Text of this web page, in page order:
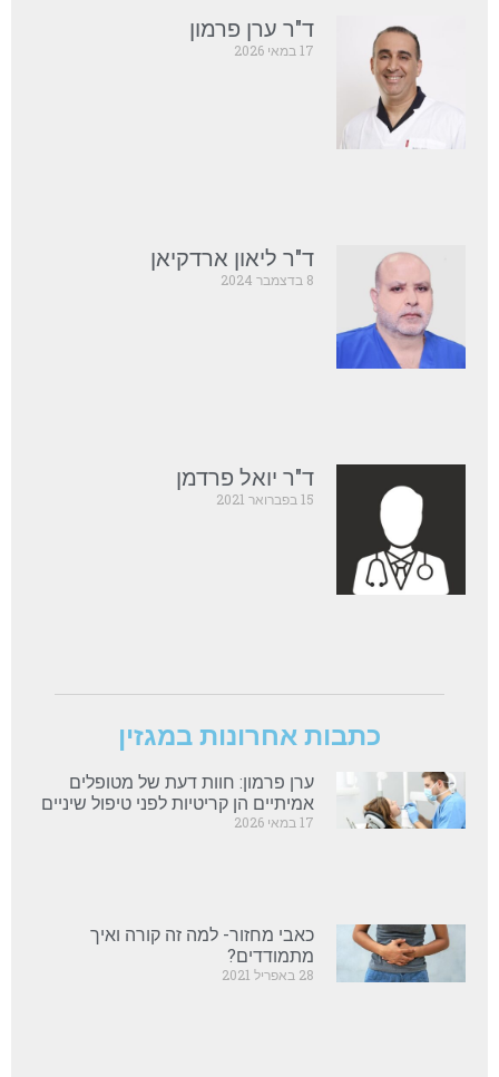
ד"ר ערן פרמון
17 במאי 2026
ד"ר ליאון ארדקיאן
8 בדצמבר 2024
ד"ר יואל פרדמן
15 בפברואר 2021
כתבות אחרונות במגזין
ערן פרמון: חוות דעת של מטופלים
אמיתיים הן קריטיות לפני טיפול שיניים
17 במאי 2026
כאבי מחזור- למה זה קורה ואיך
מתמודדים?
28 באפריל 2021